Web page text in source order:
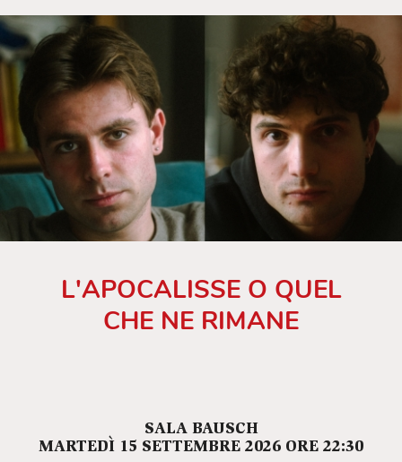
L'APOCALISSE O QUEL
CHE NE RIMANE
SALA BAUSCH
MARTEDÌ 15 SETTEMBRE 2026 ORE 22:30